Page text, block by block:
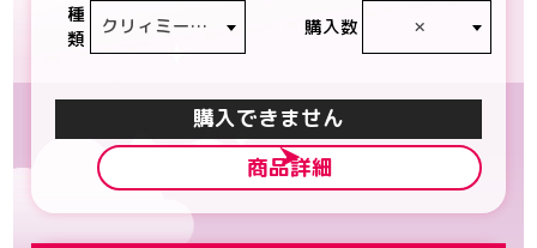
種
類
クリィミーマミ 購入数 ×
カートに入れる
商品詳細